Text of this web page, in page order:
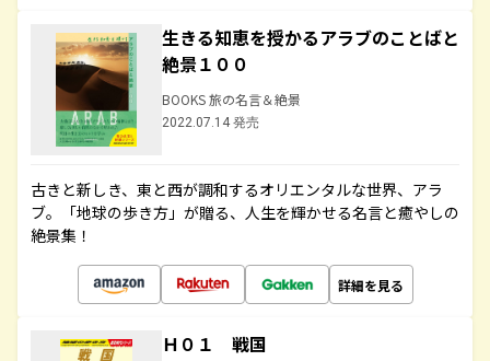
生きる知恵を授かるアラブのことばと
絶景１００
BOOKS 旅の名言＆絶景
2022.07.14 発売
古きと新しき、東と西が調和するオリエンタルな世界、アラ
ブ。「地球の歩き方」が贈る、人生を輝かせる名言と癒やしの
絶景集！
詳細を見る
Ｈ０１ 戦国